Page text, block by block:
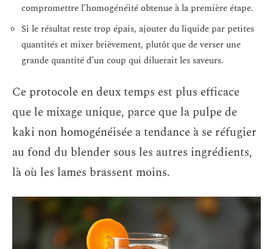
compromettre l’homogénéité obtenue à la première étape.
Si le résultat reste trop épais, ajouter du liquide par petites
quantités et mixer brièvement, plutôt que de verser une
grande quantité d’un coup qui diluerait les saveurs.
Ce protocole en deux temps est plus efficace
que le mixage unique, parce que la pulpe de
kaki non homogénéisée a tendance à se réfugier
au fond du blender sous les autres ingrédients,
là où les lames brassent moins.